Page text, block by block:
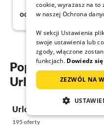
od 160€ noc
Popularne
Urlop na
Urlop na nartach w
195 oferty
cookie, wyrażasz na to
w naszej Ochrona
W sekcji Ustawienia
swoje ustawienia lub
zgody, włączone
funkcjach. Dowiedz
ZEZWÓL NA